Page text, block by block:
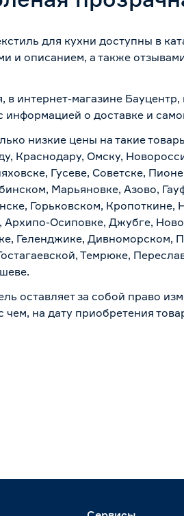
для кухни доступны в
и описанием, а также
в интернет-магазине
информацией о доставке и
низкие цены на такие
Краснодару, Омску,
Гусеве, Советске,
Марьяновке, Азово,
Горьковском, Кропоткине,
Осиповке, Джубге,
Геленджике, Дивноморском,
Темрюке,
оставляет за собой право
на дату приобретения